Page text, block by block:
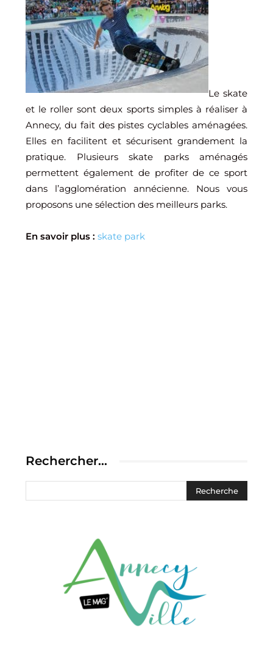
Le skate
et le roller sont deux sports simples à réaliser à
Annecy, du fait des pistes cyclables aménagées.
Elles en facilitent et sécurisent grandement la
pratique. Plusieurs skate parks aménagés
permettent également de profiter de ce sport
dans l’agglomération annécienne. Nous vous
proposons une sélection des meilleurs parks.
En savoir plus : skate park
Rechercher…